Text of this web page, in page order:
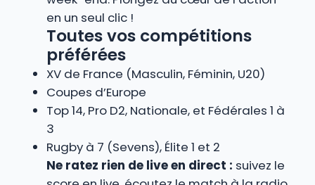
en un seul clic !
Toutes vos compétitions
préférées
XV de France (Masculin, Féminin, U20)
Coupes d’Europe
Top 14, Pro D2, Nationale, et Fédérales 1 à
3
Rugby à 7 (Sevens), Élite 1 et 2
Ne ratez rien de live en direct : suivez le